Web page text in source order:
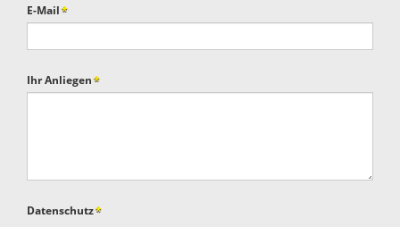
E-Mail*
Ihr Anliegen*
Datenschutz*